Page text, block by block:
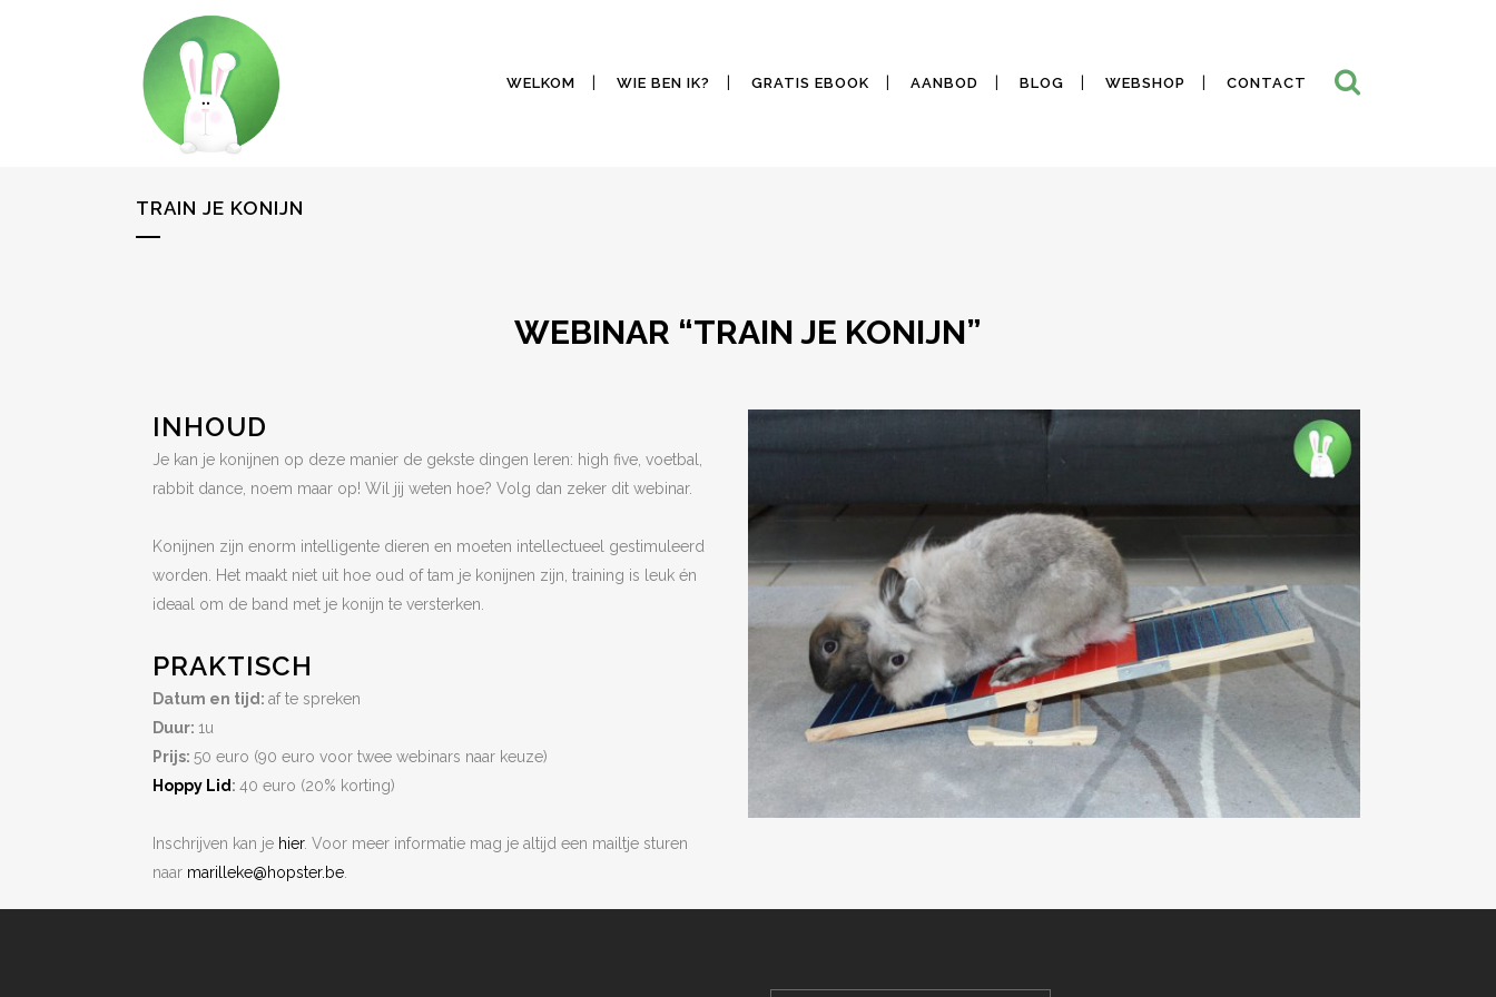
WELKOM WIE BEN IK? GRATIS EBOOK AANBOD BLOG WEBSHOP CONTACT
TRAIN JE KONIJN
WEBINAR “TRAIN JE KONIJN”
INHOUD
Je kan je konijnen op deze manier de gekste dingen leren: high five, voetbal,
rabbit dance, noem maar op! Wil jij weten hoe? Volg dan zeker dit webinar.
Konijnen zijn enorm intelligente dieren en moeten intellectueel gestimuleerd
worden. Het maakt niet uit hoe oud of tam je konijnen zijn, training is leuk én
ideaal om de band met je konijn te versterken.
PRAKTISCH
Datum en tijd: af te spreken
Duur: 1u
Prijs: 50 euro (90 euro voor twee webinars naar keuze)
Hoppy Lid: 40 euro (20% korting)
Inschrijven kan je hier. Voor meer informatie mag je altijd een mailtje sturen
naar marilleke@hopster.be